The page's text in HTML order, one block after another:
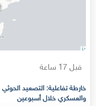
قبل 17 ساعة
خارطة تفاعلية: التصعيد
والعسكري خلال أسبوعين